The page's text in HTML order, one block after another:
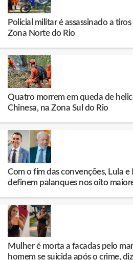
Policial militar é assassinado a
Zona Norte do Rio
Quatro morrem em queda de
Chinesa, na Zona Sul do Rio
Com o fim das convenções, Lula e
definem palanques nos oito
Mulher é morta a facadas pelo
homem se suicida após o crime,